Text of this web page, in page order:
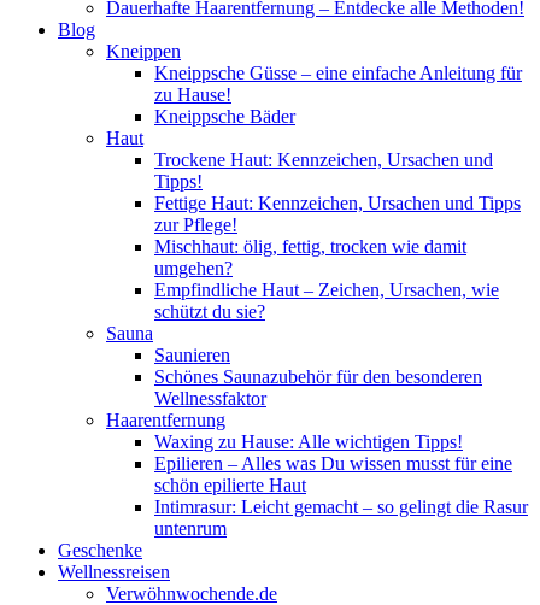
Dauerhafte Haarentfernung – Entdecke alle Methoden!
Blog
Kneippen
Kneippsche Güsse – eine einfache Anleitung für
zu Hause!
Kneippsche Bäder
Haut
Trockene Haut: Kennzeichen, Ursachen und
Tipps!
Fettige Haut: Kennzeichen, Ursachen und Tipps
zur Pflege!
Mischhaut: ölig, fettig, trocken wie damit
umgehen?
Empfindliche Haut – Zeichen, Ursachen, wie
schützt du sie?
Sauna
Saunieren
Schönes Saunazubehör für den besonderen
Wellnessfaktor
Haarentfernung
Waxing zu Hause: Alle wichtigen Tipps!
Epilieren – Alles was Du wissen musst für eine
schön epilierte Haut
Intimrasur: Leicht gemacht – so gelingt die Rasur
untenrum
Geschenke
Wellnessreisen
Verwöhnwochende.de